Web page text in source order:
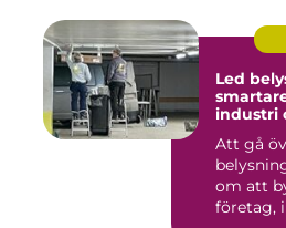
Led
industri
Att gå
om att
företag,